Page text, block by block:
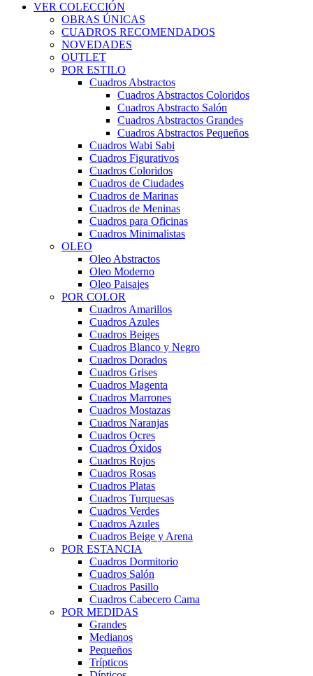
VER COLECCIÓN
OBRAS ÚNICAS
CUADROS RECOMENDADOS
NOVEDADES
OUTLET
POR ESTILO
Cuadros Abstractos
Cuadros Abstractos Coloridos
Cuadros Abstracto Salón
Cuadros Abstractos Grandes
Cuadros Abstractos Pequeños
Cuadros Wabi Sabi
Cuadros Figurativos
Cuadros Coloridos
Cuadros de Ciudades
Cuadros de Marinas
Cuadros de Meninas
Cuadros para Oficinas
Cuadros Minimalistas
OLEO
Oleo Abstractos
Oleo Moderno
Oleo Paisajes
POR COLOR
Cuadros Amarillos
Cuadros Azules
Cuadros Beiges
Cuadros Blanco y Negro
Cuadros Dorados
Cuadros Grises
Cuadros Magenta
Cuadros Marrones
Cuadros Mostazas
Cuadros Naranjas
Cuadros Ocres
Cuadros Óxidos
Cuadros Rojos
Cuadros Rosas
Cuadros Platas
Cuadros Turquesas
Cuadros Verdes
Cuadros Azules
Cuadros Beige y Arena
POR ESTANCIA
Cuadros Dormitorio
Cuadros Salón
Cuadros Pasillo
Cuadros Cabecero Cama
POR MEDIDAS
Grandes
Medianos
Pequeños
Trípticos